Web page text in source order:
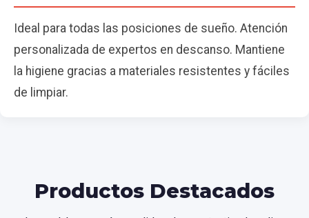
Ideal para todas las posiciones de sueño. Atención
personalizada de expertos en descanso. Mantiene
la higiene gracias a materiales resistentes y fáciles
de limpiar.
Productos Destacados